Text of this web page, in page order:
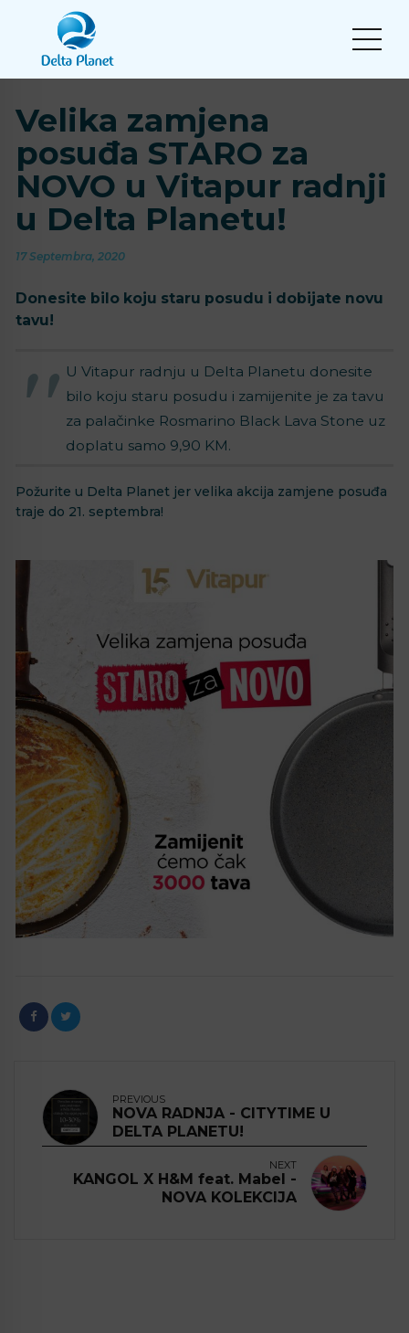
Velika zamjena
posuđa STARO za
NOVO u Vitapur radnji
u Delta Planetu!
17 Septembra, 2020
Donesite bilo koju staru posudu i dobijate novu
tavu!
U Vitapur radnju u Delta Planetu donesite
bilo koju staru posudu i zamijenite je za tavu
za palačinke Rosmarino Black Lava Stone uz
doplatu samo 9,90 KM.
Požurite u Delta Planet jer velika akcija zamjene posuđa
traje do 21. septembra!
PREVIOUS
NOVA RADNJA - CITYTIME U
DELTA PLANETU!
NEXT
KANGOL X H&M feat. Mabel -
NOVA KOLEKCIJA